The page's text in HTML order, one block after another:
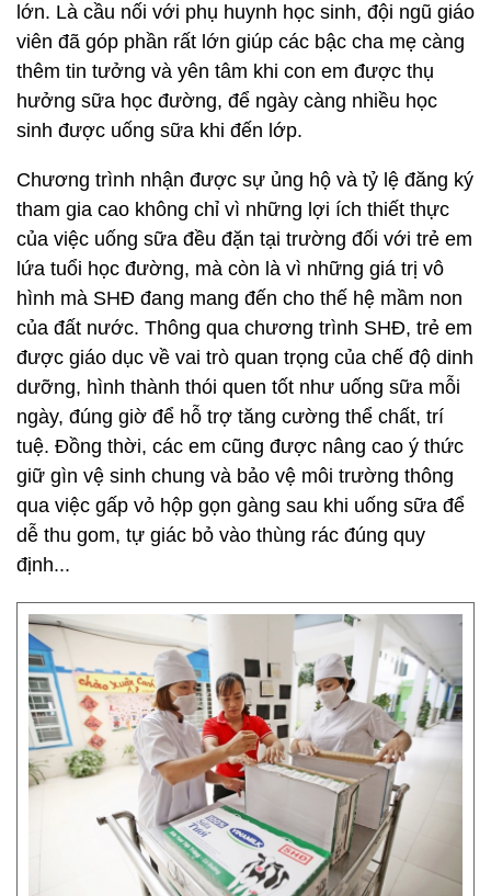
lớn. Là cầu nối với phụ huynh học sinh, đội ngũ giáo
viên đã góp phần rất lớn giúp các bậc cha mẹ càng
thêm tin tưởng và yên tâm khi con em được thụ
hưởng sữa học đường, để ngày càng nhiều học
sinh được uống sữa khi đến lớp.
Chương trình nhận được sự ủng hộ và tỷ lệ đăng ký
tham gia cao không chỉ vì những lợi ích thiết thực
của việc uống sữa đều đặn tại trường đối với trẻ em
lứa tuổi học đường, mà còn là vì những giá trị vô
hình mà SHĐ đang mang đến cho thế hệ mầm non
của đất nước. Thông qua chương trình SHĐ, trẻ em
được giáo dục về vai trò quan trọng của chế độ dinh
dưỡng, hình thành thói quen tốt như uống sữa mỗi
ngày, đúng giờ để hỗ trợ tăng cường thể chất, trí
tuệ. Đồng thời, các em cũng được nâng cao ý thức
giữ gìn vệ sinh chung và bảo vệ môi trường thông
qua việc gấp vỏ hộp gọn gàng sau khi uống sữa để
dễ thu gom, tự giác bỏ vào thùng rác đúng quy
định...